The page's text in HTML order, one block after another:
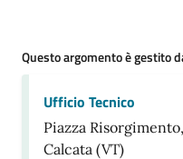
Questo argomento è gestito
Ufficio Tecnico
Piazza
Calcata (VT)